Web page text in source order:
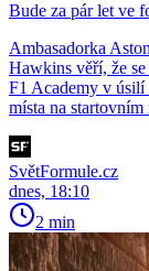
Bude za pár let ve
Ambasadorka
Hawkins věří, že
F1 Academy v úsilí
místa na startovním
SvětFormule.cz
dnes, 18:10
2 min